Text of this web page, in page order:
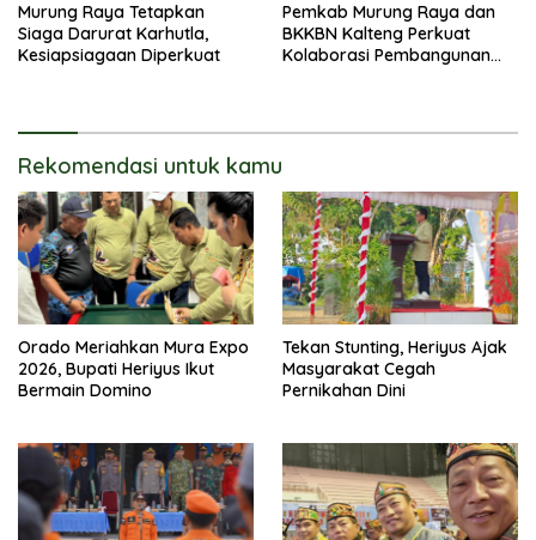
Murung Raya Tetapkan
Siaga Darurat Karhutla,
Kesiapsiagaan Diperkuat
Pemkab Murung Raya dan
BKKBN Kalteng Perkuat
Kolaborasi Pembangunan
Rekomendasi untuk kamu
Orado Meriahkan Mura Expo
2026, Bupati Heriyus Ikut
Bermain Domino
Tekan Stunting, Heriyus Ajak
Masyarakat Cegah
Pernikahan Dini